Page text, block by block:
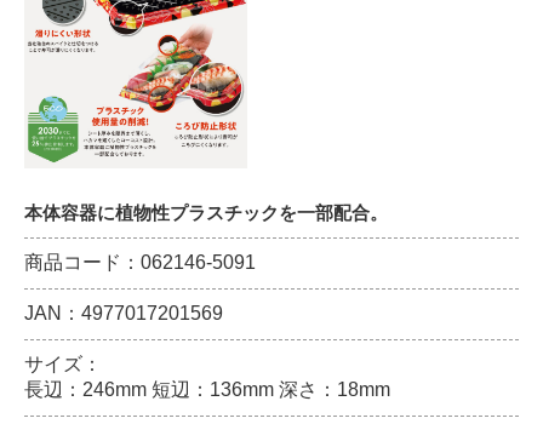
本体容器に植物性プラスチックを一部配合。
商品コード：062146-5091
JAN：4977017201569
サイズ：
長辺：246mm 短辺：136mm 深さ：18mm